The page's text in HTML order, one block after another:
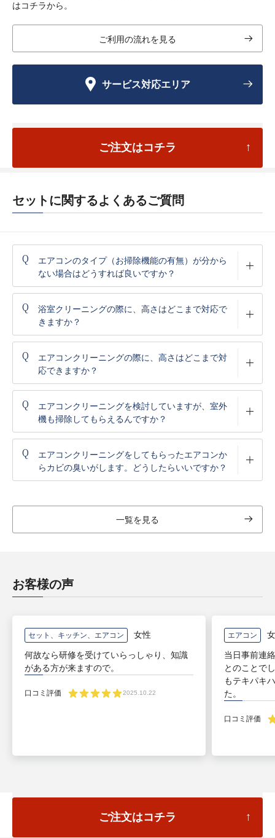
はコチラから。
ご利用の流れを見る
サービス対応エリア
ご注文はコチラ
セットに関するよくあるご質問
Q
エアコンのタイプ（お掃除機能の有無）が分から
ない場合はどうすれば良いですか？
Q
浴室クリーニングの際に、高さはどこまで対応で
きますか？
Q
エアコンクリーニングの際に、高さはどこまで対
応できますか？
Q
エアコンクリーニングを検討していますが、室外
機も掃除してもらえるんですか？
Q
エアコンクリーニングをしてもらったエアコンか
らカビの臭いがします。どうしたらいいですか？
一覧を見る
お客様の声
セット、キッチン、エアコン 女性
何故なら研修を受けていらっしゃり、知識
がある方が来ますので。
口コミ評価 2025.10.22
エアコン
当日事前連
とのことで
もテキパキ
た。
口コミ評価
ご注文はコチラ